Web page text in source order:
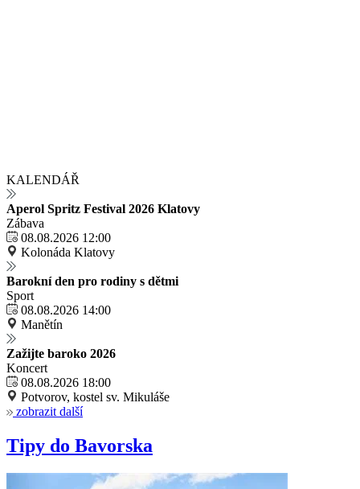
KALENDÁŘ
Aperol Spritz Festival 2026 Klatovy
Zábava
08.08.2026 12:00
Kolonáda Klatovy
Barokní den pro rodiny s dětmi
Sport
08.08.2026 14:00
Manětín
Zažijte baroko 2026
Koncert
08.08.2026 18:00
Potvorov, kostel sv. Mikuláše
zobrazit další
Tipy do Bavorska